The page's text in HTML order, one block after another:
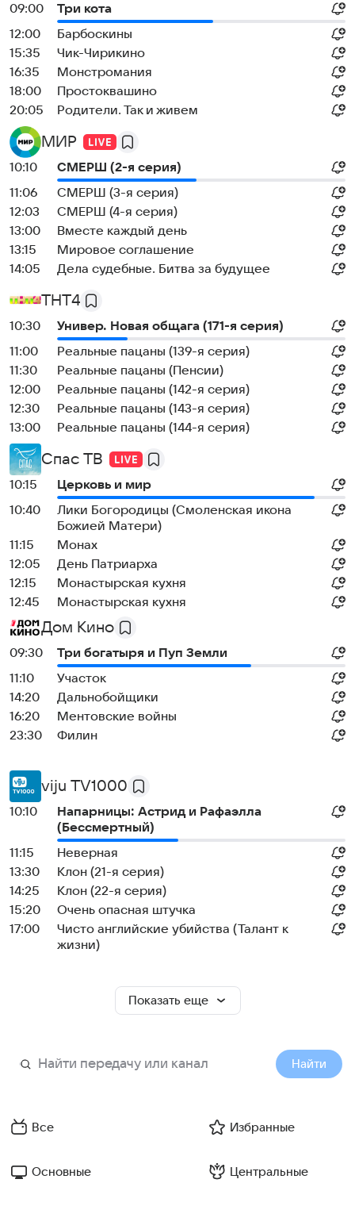
09:00
Три кота
12:00
Барбоскины
15:35
Чик-Чирикино
16:35
Монстромания
18:00
Простоквашино
20:05
Родители. Так и живем
МИР
10:10
СМЕРШ (2-я серия)
11:06
СМЕРШ (3-я серия)
12:03
СМЕРШ (4-я серия)
13:00
Вместе каждый день
13:15
Мировое соглашение
14:05
Дела судебные. Битва за будущее
ТНТ4
10:30
Универ. Новая общага (171-я серия)
11:00
Реальные пацаны (139-я серия)
11:30
Реальные пацаны (Пенсии)
12:00
Реальные пацаны (142-я серия)
12:30
Реальные пацаны (143-я серия)
13:00
Реальные пацаны (144-я серия)
Спас ТВ
10:15
Церковь и мир
10:40
Лики Богородицы (Смоленская икона
Божией Матери)
11:15
Монах
12:05
День Патриарха
12:15
Монастырская кухня
12:45
Монастырская кухня
Дом Кино
09:30
Три богатыря и Пуп Земли
11:10
Участок
14:20
Дальнобойщики
16:20
Ментовские войны
23:30
Филин
viju TV1000
10:10
Напарницы: Астрид и Рафаэлла
(Бессмертный)
11:15
Неверная
13:30
Клон (21-я серия)
14:25
Клон (22-я серия)
15:20
Очень опасная штучка
17:00
Чисто английские убийства (Талант к
жизни)
Показать еще
Найти
Все Избранные
Основные Центральные